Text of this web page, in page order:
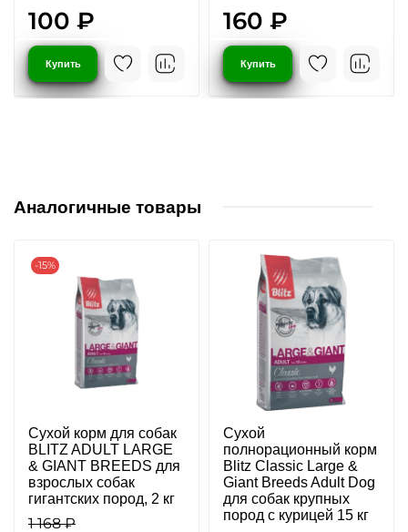
100 ₽
Купить
160 ₽
Купить
Аналогичные товары
-15%
Сухой корм для собак
BLITZ ADULT LARGE
& GIANT BREEDS для
взрослых собак
гигантских пород, 2 кг
1 168 ₽
Сухой
полнорационный корм
Blitz Classic Large &
Giant Breeds Adult Dog
для собак крупных
пород с курицей 15 кг